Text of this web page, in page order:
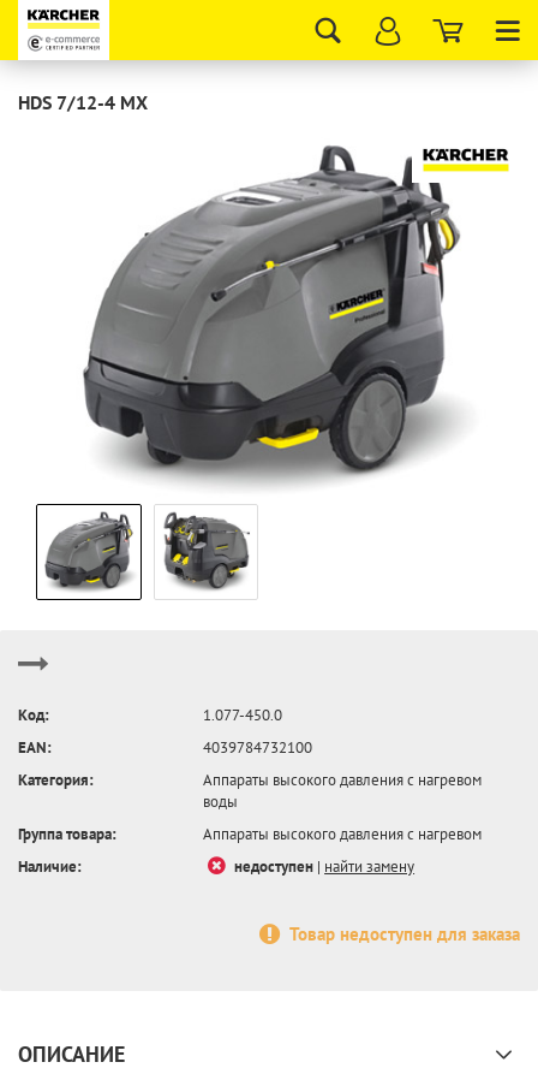
HDS 7/12-4 MX
Код:
1.077-450.0
EAN:
4039784732100
Категория:
Аппараты высокого давления с нагревом
воды
Группа товара:
Аппараты высокого давления с нагревом
Наличие:
недоступен | найти замену
Товар недоступен для заказа
ОПИСАНИЕ